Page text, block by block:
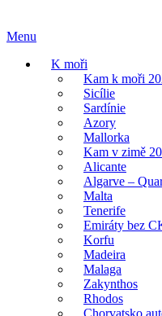
content
Menu
K moři
Kam k moři
Sicílie
Sardínie
Azory
Mallorka
Kam v zimě
Alicante
Algarve –
Malta
Tenerife
Emiráty bez
Korfu
Madeira
Malaga
Zakynthos
Rhodos
Chorvatsko